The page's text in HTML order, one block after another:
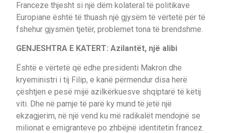
Franceze thjesht si një dëm kolateral të politikave
Europiane është të thuash një gjysëm të vërtetë për të
fshehur gjysmën tjetër, problemet tona të brendshme.
GENJESHTRA E KATERT: Azilantët, një alibi
Është e vërtetë që edhe presidenti Makron dhe
kryeministri i tij Filip, e kanë përmendur disa herë
çështjen e pesë mijë azilkërkuesve shqiptarë të këtij
viti. Dhe në pamje të parë ky mund të jetë një
ekzagjerim, në një vend ku më radikalët mendojnë se
milionat e emigranteve po zhbëjnë identitetin francez.